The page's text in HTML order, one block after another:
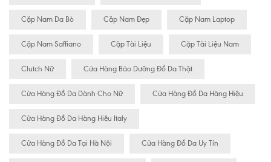
Cặp Nam Da Bò Cặp Nam Đẹp Cặp Nam Laptop
Cặp Nam Saffiano Cặp Tài Liệu Cặp Tài Liệu Nam
Clutch Nữ Cửa Hàng Bảo Dưỡng Đồ Da Thật
Cửa Hàng Đồ Da Dành Cho Nữ Cửa Hàng Đồ Da Hàng Hiệu
Cửa Hàng Đồ Da Hàng Hiệu Italy
Cửa Hàng Đồ Da Tại Hà Nội Cửa Hàng Đồ Da Uy Tín